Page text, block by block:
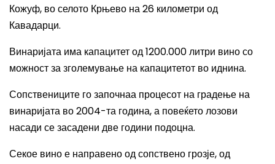
Кожуф, во селото Крњево на 26 километри од
Кавадарци.
Винаријата има капацитет од 1200.000 литри вино со
можност за зголемување на капацитетот во иднина.
Сопствениците го започнаа процесот на градење на
винаријата во 2004-та година, а повеќето лозови
насади се засадени две години подоцна.
Секое вино е направено од сопствено грозје, од